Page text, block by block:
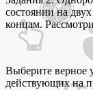
состоянии на
концам.
Выберите верное
действующих на